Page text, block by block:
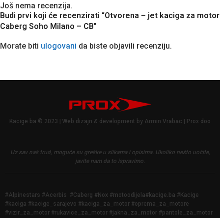
Još nema recenzija.
Budi prvi koji će recenzirati “Otvorena – jet kaciga za motor
Caberg Soho Milano – CB”
Morate biti ulogovani da biste objavili recenziju.
Kacige.ba © 2023 | Web dizajn & development by Armin Vrabac | Prox doo
Uz sav naš trud, moguće su greške u slikama i opisima. Ukoliko nešto uočite,
javite nam da to ispravimo.
#Alpinestars #Acerbis #Caberg #Nox #motoodijela#kacige.ba #Kacige
#kaciga #kacige_sarajevo #kaciga_za_motor #oprema_za_motore
#vizir_za_motor #rukavice_za_motor #jakna_za_motor #pantole_za_motor